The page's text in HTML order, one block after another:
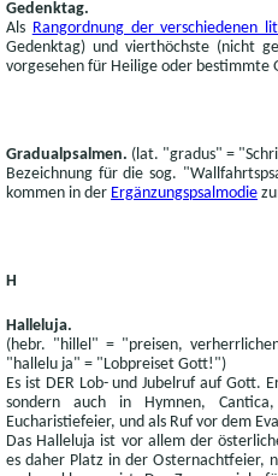
Gedenktag.
Als
Rangordnung der verschiedenen
Gedenktag) und vierthöchste (nicht
vorgesehen für Heilige oder bestimmte
Gradualpsalmen. (lat. "gradus" =
Bezeichnung für die sog.
kommen in der Ergänzungspsalmodie
H
Halleluja.
(hebr. "hillel" = "preisen,
"hallelu ja" = "Lobpreiset Gott!")
Es ist DER Lob- und Jubelruf auf Gott.
sondern auch in Hymnen,
Eucharistiefeier, und als Ruf vor dem
Das Halleluja ist vor allem der
es daher Platz in der Osternachtfeier,